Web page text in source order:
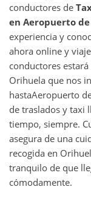
conductores de
en Aeropuerto
experiencia y
ahora online y
conductores
Orihuela que nos
hastaAeropuerto
de traslados y taxi
tiempo, siempre.
asegura de una
recogida en
tranquilo de que
cómodamente.